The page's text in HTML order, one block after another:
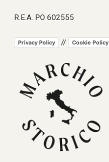
R.E.A. PO 602555
Privacy Policy // Cookie Policy